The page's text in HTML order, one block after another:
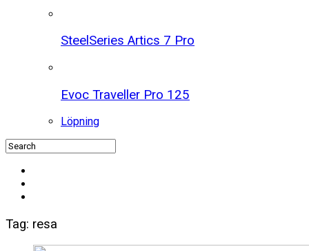
SteelSeries Artics 7 Pro
Evoc Traveller Pro 125
Löpning
Tag: resa